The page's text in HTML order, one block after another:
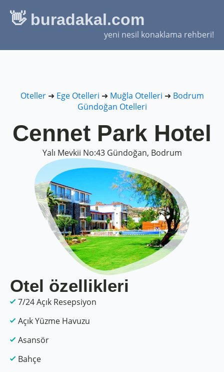
👋 buradakal.com
yeni nesil konaklama rehberi!
Oteller➜ Ege Otelleri ➜ Muğla Otelleri ➜ Bodrum
Gündoğan Otelleri
Cennet Park Hotel
Yalı Mevkii No:43 Gündoğan, Bodrum
Otel özellikleri
7/24 Açık Resepsiyon
Açık Yüzme Havuzu
Asansör
Bahçe